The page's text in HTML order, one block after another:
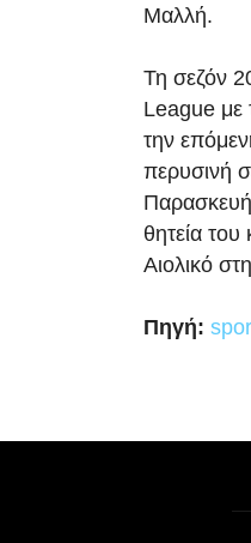
Μαλλή.
Τη σεζόν
League με
την
περυσινή
θητεία του
Αιολικό
Πηγή: